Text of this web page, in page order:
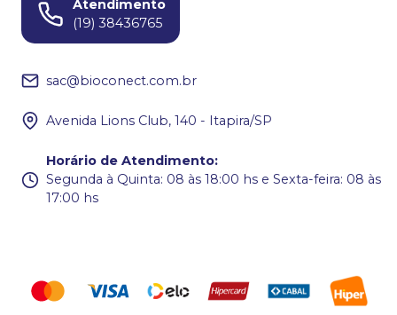
Atendimento
(19) 38436765
sac@bioconect.com.br
Avenida Lions Club, 140 - Itapira/SP
Horário de Atendimento:
Segunda à Quinta: 08 às 18:00 hs e Sexta-feira: 08 às
17:00 hs